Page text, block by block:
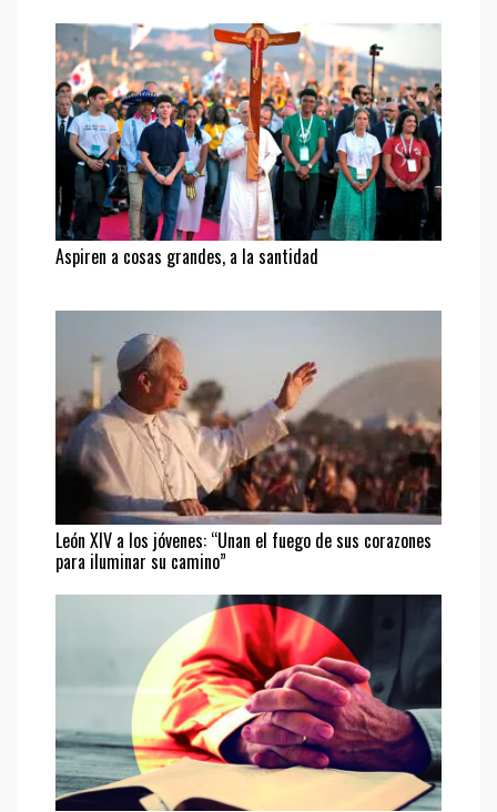
Aspiren a cosas grandes, a la santidad
León XIV a los jóvenes: “Unan el fuego de sus corazones
para iluminar su camino”